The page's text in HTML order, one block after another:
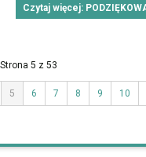
Czytaj więcej:
Strona 5 z 53
5 6 7 8 9 10